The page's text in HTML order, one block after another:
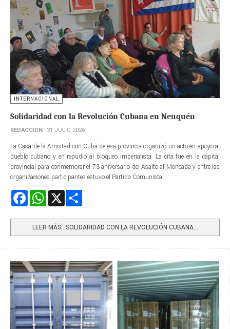
INTERNACIONAL
Solidaridad con la Revolución Cubana en Neuquén
REDACCIÓN 31 JULIO 2026
La Casa de la Amistad con Cuba de esa provincia organizó un acto en apoyo al
pueblo cubano y en repudio al bloqueo imperialista. La cita fue en la capital
provincial para conmemorar el 73 aniversario del Asalto al Moncada y entre las
organizaciones participantes estuvo el Partido Comunista.
FacebookWhatsApp
LEER MÁS…SOLIDARIDAD CON LA REVOLUCIÓN CUBANA...